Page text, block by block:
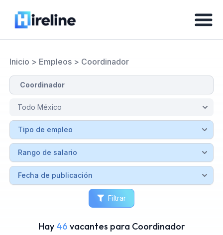
Inicio > Empleos> Coordinador
Filtrar
Hay 46 vacantes para Coordinador